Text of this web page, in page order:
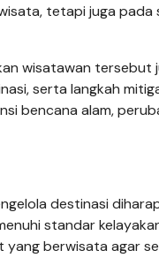
tetapi juga
wisatawan
serta langkah
bencana alam,
destinasi
standar
yang berwisata agar